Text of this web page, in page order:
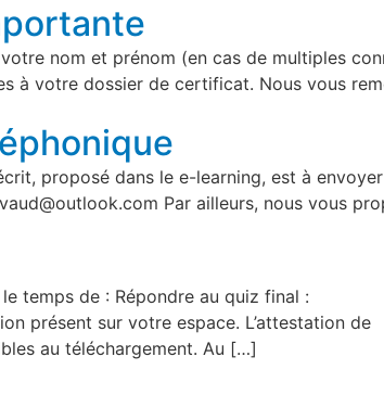
nom et prénom (en cas de multiples
à votre dossier de certificat. Nous vous
proposé dans le e-learning, est à
Par ailleurs, nous vous
temps de : Répondre au quiz final :
présent sur votre espace. L’attestation de
au téléchargement. Au […]